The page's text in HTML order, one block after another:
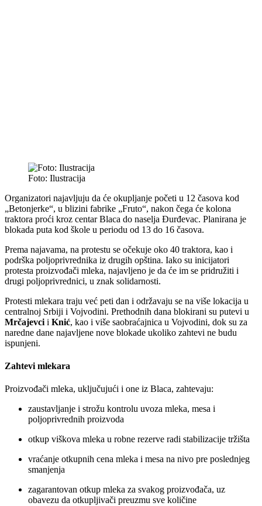
Foto: Ilustracija
Organizatori najavljuju da će okupljanje početi u 12 časova kod
„Betonjerke“, u blizini fabrike „Fruto“, nakon čega će kolona
traktora proći kroz centar Blaca do naselja Đurđevac. Planirana je
blokada puta kod škole u periodu od 13 do 16 časova.
Prema najavama, na protestu se očekuje oko 40 traktora, kao i
podrška poljoprivrednika iz drugih opština. Iako su inicijatori
protesta proizvođači mleka, najavljeno je da će im se pridružiti i
drugi poljoprivrednici, u znak solidarnosti.
Protesti mlekara traju već peti dan i održavaju se na više lokacija u
centralnoj Srbiji i Vojvodini. Prethodnih dana blokirani su putevi u
Mrčajevci i Knić, kao i više saobraćajnica u Vojvodini, dok su za
naredne dane najavljene nove blokade ukoliko zahtevi ne budu
ispunjeni.
Zahtevi mlekara
Proizvođači mleka, uključujući i one iz Blaca, zahtevaju:
zaustavljanje i strožu kontrolu uvoza mleka, mesa i
poljoprivrednih proizvoda
otkup viškova mleka u robne rezerve radi stabilizacije tržišta
vraćanje otkupnih cena mleka i mesa na nivo pre poslednjeg
smanjenja
zagarantovan otkup mleka za svakog proizvođača, uz
obavezu da otkupljivači preuzmu sve količine